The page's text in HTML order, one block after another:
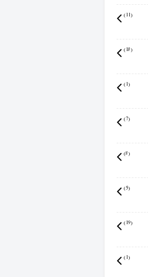
(11)
(18)
(1)
(7)
(8)
(5)
(19)
(1)